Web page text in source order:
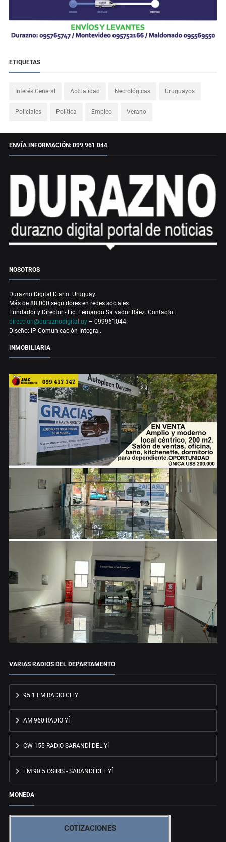
ETIQUETAS
Interés General Actualidad Necrológicas Uruguayos
Policiales Política Empleo Verano
ENVÍA INFORMACIÓN: 099 961 044
NOSOTROS
Durazno Digital Diario. Uruguay.
Más de 88.000 seguidores en redes sociales.
Fundador y Director - Lic. Fernando Salvador Báez. Contacto:
direccion@duraznodigital.uy – 099961044.
Diseño: IP Comunicación Integral.
INMOBILIARIA
VARIAS RADIOS DEL DEPARTAMENTO
95.1 FM RADIO CITY
AM 960 RADIO YÍ
CW 155 RADIO SARANDÍ DEL YÍ
FM 90.5 OSIRIS - SARANDÍ DEL YÍ
MONEDA
COTIZACIONES